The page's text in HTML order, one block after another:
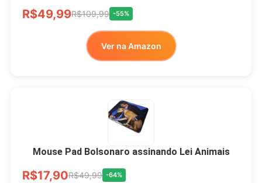
R$49,99R$109,99 -55%
Ver na Amazon
Mouse Pad Bolsonaro assinando Lei Animais
R$17,90R$49,99 -64%